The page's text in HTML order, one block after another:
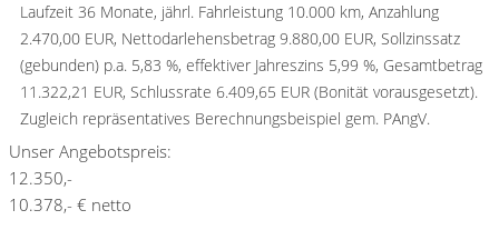
Laufzeit 36 Monate, jährl. Fahrleistung 10.000 km, Anzahlung
2.470,00 EUR, Nettodarlehensbetrag 9.880,00 EUR, Sollzinssatz
(gebunden) p.a. 5,83 %, effektiver Jahreszins 5,99 %, Gesamtbetrag
11.322,21 EUR, Schlussrate 6.409,65 EUR (Bonität vorausgesetzt).
Zugleich repräsentatives Berechnungsbeispiel gem. PAngV.
Unser Angebotspreis:
12.350,-
10.378,- € netto